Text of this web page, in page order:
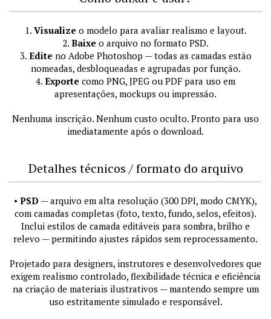
1. Visualize o modelo para avaliar realismo e layout.
2. Baixe o arquivo no formato PSD.
3. Edite no Adobe Photoshop — todas as camadas estão
nomeadas, desbloqueadas e agrupadas por função.
4. Exporte como PNG, JPEG ou PDF para uso em
apresentações, mockups ou impressão.
Nenhuma inscrição. Nenhum custo oculto. Pronto para uso
imediatamente após o download.
Detalhes técnicos / formato do arquivo
• PSD — arquivo em alta resolução (300 DPI, modo CMYK),
com camadas completas (foto, texto, fundo, selos, efeitos).
Inclui estilos de camada editáveis para sombra, brilho e
relevo — permitindo ajustes rápidos sem reprocessamento.
Projetado para designers, instrutores e desenvolvedores que
exigem realismo controlado, flexibilidade técnica e eficiência
na criação de materiais ilustrativos — mantendo sempre um
uso estritamente simulado e responsável.